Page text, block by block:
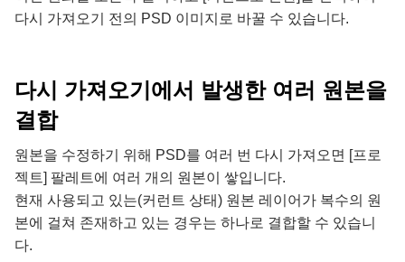
다시 가져오기 전의 PSD 이미지로 바꿀 수 있습니다.
다시 가져오기에서 발생한 여러 원본을
결합
원본을 수정하기 위해 PSD를 여러 번 다시 가져오면 [프로
젝트] 팔레트에 여러 개의 원본이 쌓입니다.
현재 사용되고 있는(커런트 상태) 원본 레이어가 복수의 원
본에 걸쳐 존재하고 있는 경우는 하나로 결합할 수 있습니
다.